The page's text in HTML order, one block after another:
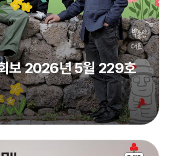
보 2026년 5월 229호